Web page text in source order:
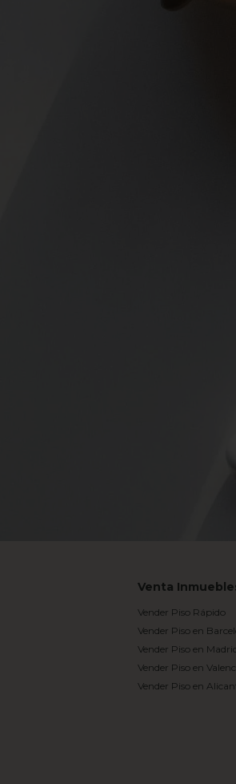
Venta
Vender Piso Rápido
Vender Piso en
Vender Piso en
Vender Piso en
Vender Piso en